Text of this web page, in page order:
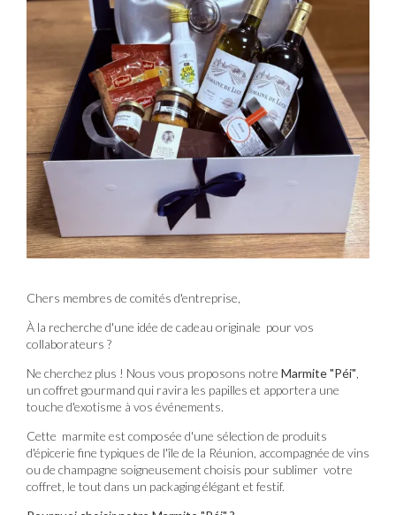
Chers membres de comités d'entreprise,
À la recherche d'une idée de cadeau originale pour vos
collaborateurs ?
Ne cherchez plus ! Nous vous proposons notre Marmite "Péi"
un coffret gourmand qui ravira les papilles et apportera une
touche d'exotisme à vos événements.
Cette marmite est composée d'une sélection de produits
d'épicerie fine typiques de l'île de la Réunion, accompagnée de vins
ou de champagne soigneusement choisis pour sublimer votre
coffret, le tout dans un packaging élégant et festif.